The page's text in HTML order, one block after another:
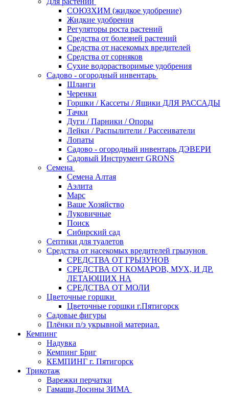
СОЮЗХИМ (жидкое удобрение)
Жидкие удобрения
Регуляторы роста растений
Средства от болезней растений
Средства от насекомых вредителей
Средства от сорняков
Сухие водорастворимые удобрения
Садово - огородный инвентарь
Шланги
Черенки
Горшки / Кассеты / Ящики ДЛЯ РАССАДЫ
Тачки
Дуги / Парники / Опоры
Лейки / Распылители / Рассеиватели
Лопаты
Садово - огородный инвентарь ДЭВЕРИ
Садовый Инструмент GRONS
Семена
Семена Алтая
Аэлита
Марс
Ваше Хозяйство
Луковичные
Поиск
Сибирский сад
Септики для туалетов
Средства от насекомых вредителей грызунов
СPEДСТВА ОТ ГРЫЗУНОВ
СРЕДСТВА ОТ КОМАРОВ, МУХ, И ДР.
ЛЕТАЮЩИХ НА
СРЕДСТВА ОТ МОЛИ
Цветочные горшки
Цветочные горшки г.Пятигорск
Садовые фигуры
Плёнки п/э укрывной материал.
Кемпинг
Надувка
Кемпинг Бриг
КЕМПИНГ г. Пятигорск
Трикотаж
Варежки перчатки
Гамаши,Лосины ЗИМА